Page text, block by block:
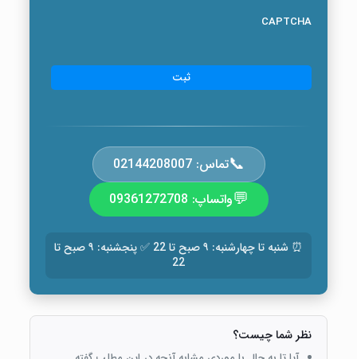
CAPTCHA
📞تماس: 02144208007
💬واتساپ: 09361272708
⏰ شنبه تا چهارشنبه: ۹ صبح تا 22 ✅ پنجشنبه: ۹ صبح تا
22
نظر شما چیست؟